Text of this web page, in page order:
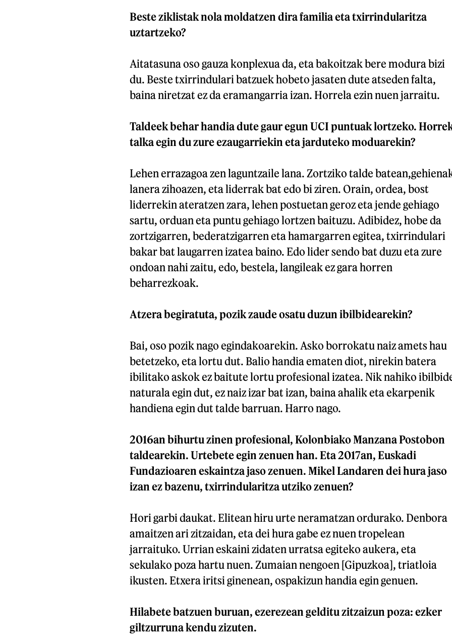
Beste ziklistak nola moldatzen dira familia eta txirrindularitza
uztartzeko?
Aitatasuna oso gauza konplexua da, eta bakoitzak bere modura bizi
du. Beste txirrindulari batzuek hobeto jasaten dute atseden falta,
baina niretzat ez da eramangarria izan. Horrela ezin nuen jarraitu.
Taldeek behar handia dute gaur egun UCI puntuak lortzeko.
talka egin du zure ezaugarriekin eta jarduteko moduarekin?
Lehen errazagoa zen laguntzaile lana. Zortziko talde
lanera zihoazen, eta liderrak bat edo bi ziren. Orain, ordea, bost
liderrekin ateratzen zara, lehen postuetan geroz eta jende gehiago
sartu, orduan eta puntu gehiago lortzen baituzu. Adibidez, hobe da
zortzigarren, bederatzigarren eta hamargarren egitea, txirrindulari
bakar bat laugarren izatea baino. Edo lider sendo bat duzu eta zure
ondoan nahi zaitu, edo, bestela, langileak ez gara horren
beharrezkoak.
Atzera begiratuta, pozik zaude osatu duzun ibilbidearekin?
Bai, oso pozik nago egindakoarekin. Asko borrokatu naiz amets hau
betetzeko, eta lortu dut. Balio handia ematen diot, nirekin batera
ibilitako askok ez baitute lortu profesional izatea. Nik nahiko
naturala egin dut, ez naiz izar bat izan, baina ahalik eta ekarpenik
handiena egin dut talde barruan. Harro nago.
2016an bihurtu zinen profesional, Kolonbiako Manzana Postobon
taldearekin. Urtebete egin zenuen han. Eta 2017an, Euskadi
Fundazioaren eskaintza jaso zenuen. Mikel Landaren dei hura jaso
izan ez bazenu, txirrindularitza utziko zenuen?
Hori garbi daukat. Elitean hiru urte neramatzan ordurako. Denbora
amaitzen ari zitzaidan, eta dei hura gabe ez nuen tropelean
jarraituko. Urrian eskaini zidaten urratsa egiteko aukera, eta
sekulako poza hartu nuen. Zumaian nengoen [Gipuzkoa], triatloia
ikusten. Etxera iritsi ginenean, ospakizun handia egin genuen.
Hilabete batzuen buruan, ezerezean gelditu zitzaizun poza: ezker
giltzurruna kendu zizuten.